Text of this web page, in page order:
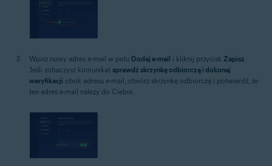
Wpisz nowy adres e-mail w polu Dodaj e-mail i kliknij przycisk Zapisz.
Jeśli zobaczysz komunikat sprawdź skrzynkę odbiorczą i dokonaj
weryfikacji obok adresu e-mail, otwórz skrzynkę odbiorczą i potwierdź, że
ten adres e-mail należy do Ciebie.